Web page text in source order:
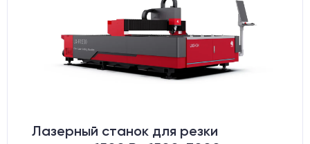
Лазерный станок для резки